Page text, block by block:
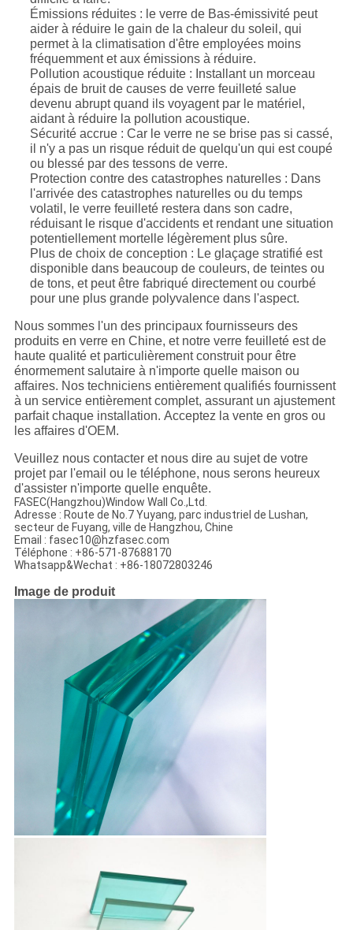
Émissions réduites : le verre de Bas-émissivité peut
aider à réduire le gain de la chaleur du soleil, qui
permet à la climatisation d'être employées moins
fréquemment et aux émissions à réduire.
Pollution acoustique réduite : Installant un morceau
épais de bruit de causes de verre feuilleté salue
devenu abrupt quand ils voyagent par le matériel,
aidant à réduire la pollution acoustique.
Sécurité accrue : Car le verre ne se brise pas si cassé,
il n'y a pas un risque réduit de quelqu'un qui est coupé
ou blessé par des tessons de verre.
Protection contre des catastrophes naturelles : Dans
l'arrivée des catastrophes naturelles ou du temps
volatil, le verre feuilleté restera dans son cadre,
réduisant le risque d'accidents et rendant une situation
potentiellement mortelle légèrement plus sûre.
Plus de choix de conception : Le glaçage stratifié est
disponible dans beaucoup de couleurs, de teintes ou
de tons, et peut être fabriqué directement ou courbé
pour une plus grande polyvalence dans l'aspect.
Nous sommes l'un des principaux fournisseurs des
produits en verre en Chine, et notre verre feuilleté est de
haute qualité et particulièrement construit pour être
énormement salutaire à n'importe quelle maison ou
affaires. Nos techniciens entièrement qualifiés fournissent
à un service entièrement complet, assurant un ajustement
parfait chaque installation. Acceptez la vente en gros ou
les affaires d'OEM.
Veuillez nous contacter et nous dire au sujet de votre
projet par l'email ou le téléphone, nous serons heureux
d'assister n'importe quelle enquête.
FASEC(Hangzhou)Window Wall Co.,Ltd.
Adresse : Route de No.7 Yuyang, parc industriel de Lushan,
secteur de Fuyang, ville de Hangzhou, Chine
Email : fasec10@hzfasec.com
Téléphone : +86-571-87688170
Whatsapp&Wechat : +86-18072803246
Image de produit